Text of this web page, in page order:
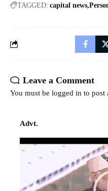
TAGGED: capital news
Leave a Comment
You must be logged in to post
Advt.
Video